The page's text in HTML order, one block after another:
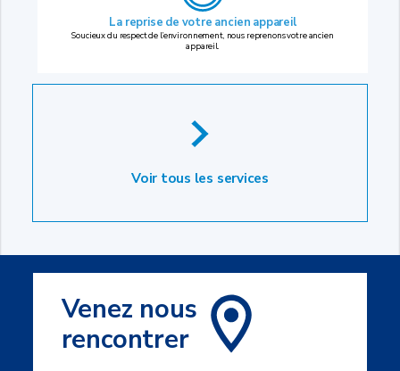
La reprise de votre ancien appareil
Soucieux du respect de l’environnement, nous reprenons votre ancien
appareil.
Voir tous les services
Venez nous
rencontrer